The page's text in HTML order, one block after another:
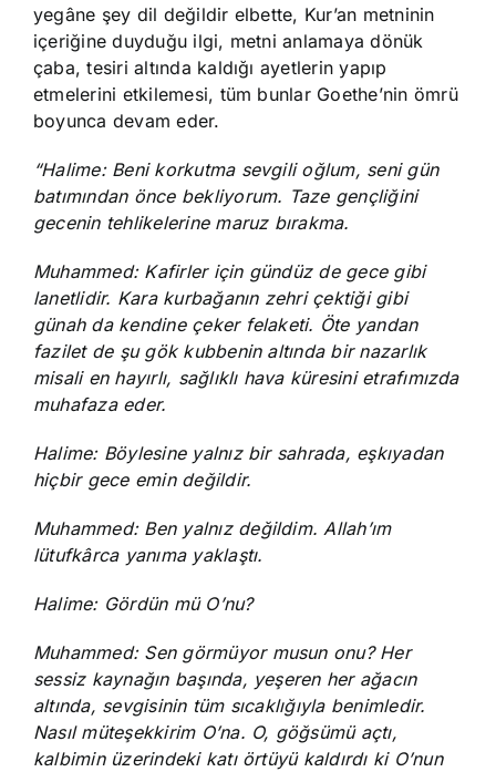
yegâne şey dil değildir elbette, Kur’an metninin
içeriğine duyduğu ilgi, metni anlamaya dönük
çaba, tesiri altında kaldığı ayetlerin yapıp
etmelerini etkilemesi, tüm bunlar Goethe’nin ömrü
boyunca devam eder.
“Halime: Beni korkutma sevgili oğlum, seni gün
batımından önce bekliyorum. Taze gençliğini
gecenin tehlikelerine maruz bırakma.
Muhammed: Kafirler için gündüz de gece gibi
lanetlidir. Kara kurbağanın zehri çektiği gibi
günah da kendine çeker felaketi. Öte yandan
fazilet de şu gök kubbenin altında bir nazarlık
misali en hayırlı, sağlıklı hava küresini etrafımızda
muhafaza eder.
Halime: Böylesine yalnız bir sahrada, eşkıyadan
hiçbir gece emin değildir.
Muhammed: Ben yalnız değildim. Allah’ım
lütufkârca yanıma yaklaştı.
Halime: Gördün mü O’nu?
Muhammed: Sen görmüyor musun onu? Her
sessiz kaynağın başında, yeşeren her ağacın
altında, sevgisinin tüm sıcaklığıyla benimledir.
Nasıl müteşekkirim O’na. O, göğsümü açtı,
kalbimin üzerindeki katı örtüyü kaldırdı ki O’nun